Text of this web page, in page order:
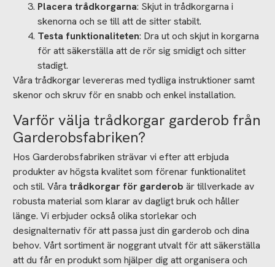
Placera trådkorgarna: Skjut in trådkorgarna i
skenorna och se till att de sitter stabilt.
Testa funktionaliteten: Dra ut och skjut in korgarna
för att säkerställa att de rör sig smidigt och sitter
stadigt.
Våra trådkorgar levereras med tydliga instruktioner samt
skenor och skruv för en snabb och enkel installation.
Varför välja trådkorgar garderob från
Garderobsfabriken?
Hos Garderobsfabriken strävar vi efter att erbjuda
produkter av högsta kvalitet som förenar funktionalitet
och stil. Våra trådkorgar för garderob är tillverkade av
robusta material som klarar av dagligt bruk och håller
länge. Vi erbjuder också olika storlekar och
designalternativ för att passa just din garderob och dina
behov. Vårt sortiment är noggrant utvalt för att säkerställa
att du får en produkt som hjälper dig att organisera och